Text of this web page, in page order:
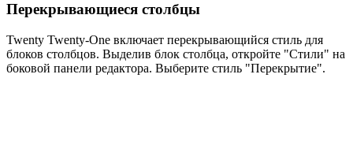
Перекрывающиеся столбцы
Twenty Twenty-One включает перекрывающийся стиль для
блоков столбцов. Выделив блок столбца, откройте "Стили" на
боковой панели редактора. Выберите стиль "Перекрытие".